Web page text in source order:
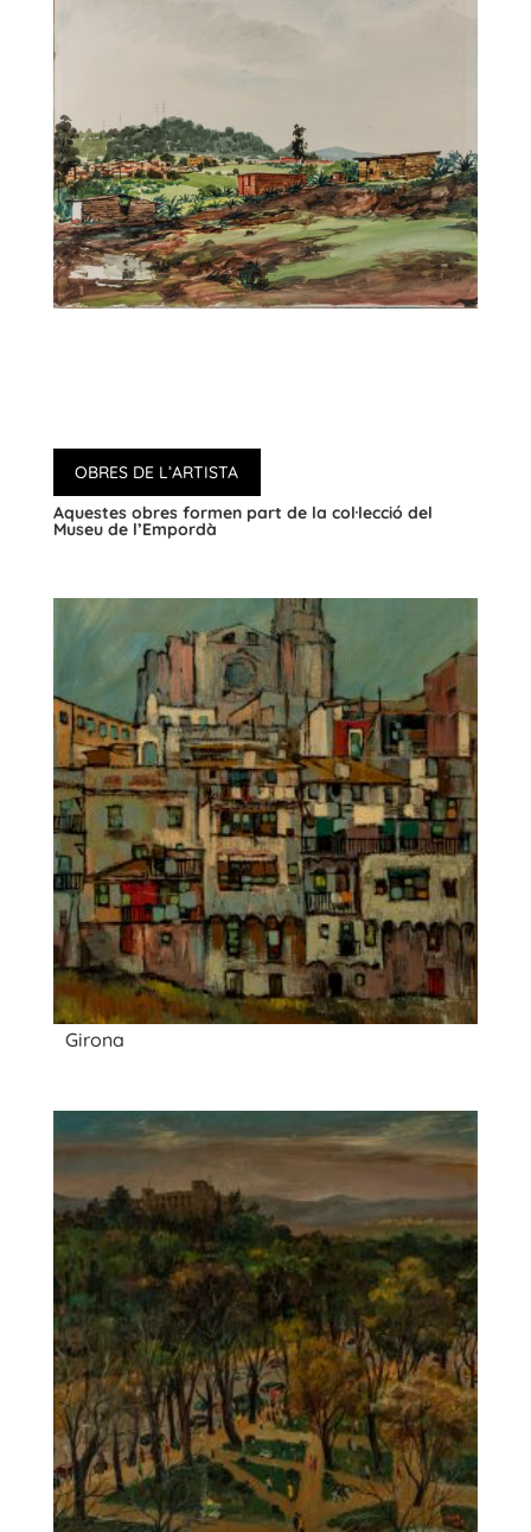
OBRES DE L’ARTISTA
Aquestes obres formen part de la col·lecció del
Museu de l’Empordà
Girona